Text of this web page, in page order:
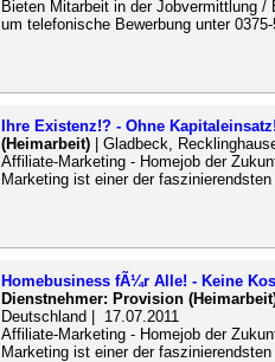
Bieten Mitarbeit in der Jobvermittlung
um telefonische Bewerbung unter
Ihre Existenz!? - Ohne Kapitaleinsatz!
(Heimarbeit) | Gladbeck,
Affiliate-Marketing - Homejob der
Marketing ist einer der
Homebusiness fÃ¼r Alle! - Keine
Dienstnehmer: Provision
Deutschland | 17.07.2011
Affiliate-Marketing - Homejob der
Marketing ist einer der